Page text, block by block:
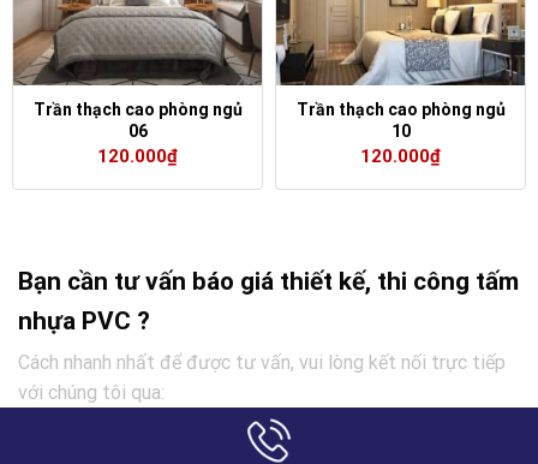
Trần thạch cao phòng ngủ
06
120.000₫
Trần thạch cao phòng ngủ
10
120.000₫
Bạn cần tư vấn báo giá thiết kế, thi công tấm
nhựa PVC ?
Cách nhanh nhất để được tư vấn, vui lòng kết nối trực tiếp
với chúng tôi qua: